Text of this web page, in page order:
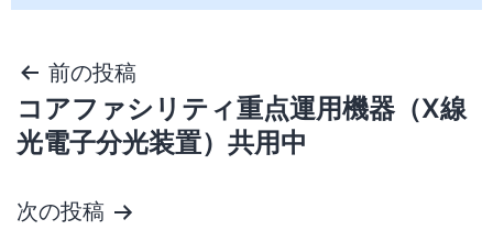
前の投稿
コアファシリティ重点運用機器（X線
光電子分光装置）共用中
次の投稿